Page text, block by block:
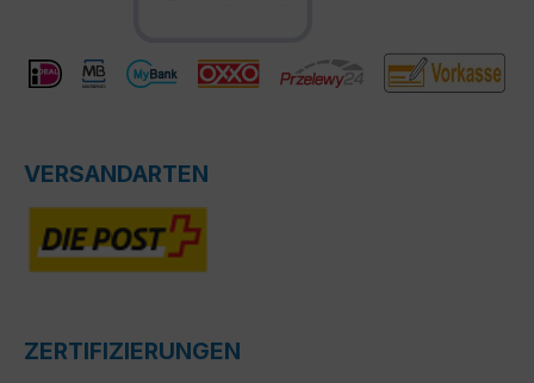
VERSANDARTEN
ZERTIFIZIERUNGEN